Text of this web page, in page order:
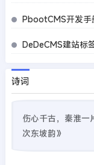
PbootCMS开发手
DeDeCMS建站标
诗词
伤心千古，秦淮
次东坡韵》